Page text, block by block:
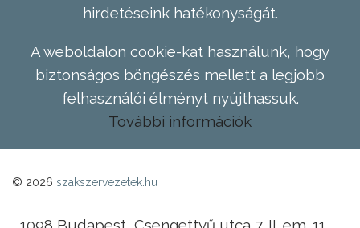
hirdetéseink hatékonyságát.
A weboldalon cookie-kat használunk, hogy
biztonságos böngészés mellett a legjobb
felhasználói élményt nyújthassuk.
További információk
© 2026 szakszervezetek.hu